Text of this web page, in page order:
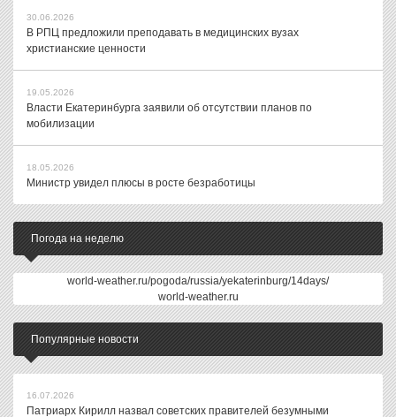
30.06.2026
В РПЦ предложили преподавать в медицинских вузах
христианские ценности
19.05.2026
Власти Екатеринбурга заявили об отсутствии планов по
мобилизации
18.05.2026
Министр увидел плюсы в росте безработицы
Погода на неделю
world-weather.ru/pogoda/russia/yekaterinburg/14days/
world-weather.ru
Популярные новости
16.07.2026
Патриарх Кирилл назвал советских правителей безумными